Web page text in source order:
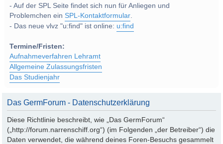
- Auf der SPL Seite findet sich nun für Anliegen und
Problemchen einSPL-Kontaktformular.
- Das neue vlvz "u:find" ist online: u:find
Termine/Fristen:
Aufnahmeverfahren Lehramt
Allgemeine Zulassungsfristen
Das Studienjahr
Das GermForum - Datenschutzerklärung
Diese Richtlinie beschreibt, wie „Das GermForum“
(„http://forum.narrenschiff.org“) (im Folgenden „der Betreiber“) die
Daten verwendet, die während deines Foren-Besuchs gesammelt